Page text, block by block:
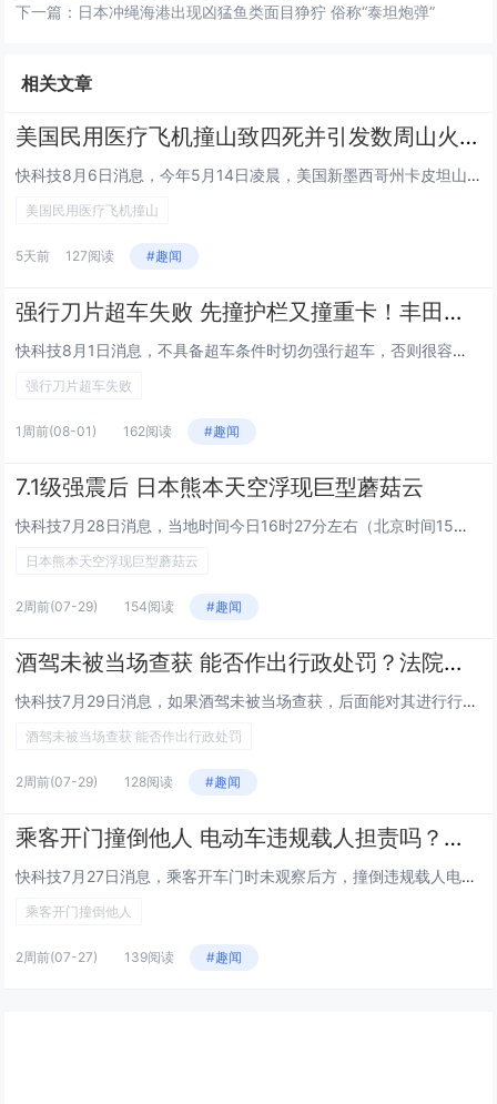
下一篇： 日本冲绳海港出现凶猛鱼类面目狰狞 俗称“泰坦炮弹”
相关文章
美国民用医疗飞机撞山致四死并引发数周山火 背后隐藏真相曝光！
快科技8月6日消息，今年5月14日凌晨，美国新墨西哥州卡皮坦山脉发生一起空难：一架比奇空中国王C90民用医疗转运飞机撞上...
美国民用医疗飞机撞山
5天前 127阅读 #趣闻
强行刀片超车失败 先撞护栏又撞重卡！丰田威兰达当场成废铁
快科技8月1日消息，不具备超车条件时切勿强行超车，否则很容易发生严重交通事故，公安部交通管理局就披露了这样一起案例。6月...
强行刀片超车失败
1周前(08-01) 162阅读 #趣闻
7.1级强震后 日本熊本天空浮现巨型蘑菇云
快科技7月28日消息，当地时间今日16时27分左右（北京时间15时27分左右），日本熊本县附近突发的7.1级强震，震度达...
日本熊本天空浮现巨型蘑菇云
2周前(07-29) 154阅读 #趣闻
酒驾未被当场查获 能否作出行政处罚？法院判了
快科技7月29日消息，如果酒驾未被当场查获，后面能对其进行行政处罚吗？东昌府区法院近日披露了这样一起典型案例。据介绍，2...
酒驾未被当场查获 能否作出行政处罚
2周前(07-29) 128阅读 #趣闻
乘客开门撞倒他人 电动车违规载人担责吗？法院判了
快科技7月27日消息，乘客开车门时未观察后方，撞倒违规载人电动车，致使驾乘电动车的两人受伤，损失该由谁来承担？近日，河东...
乘客开门撞倒他人
2周前(07-27) 139阅读 #趣闻